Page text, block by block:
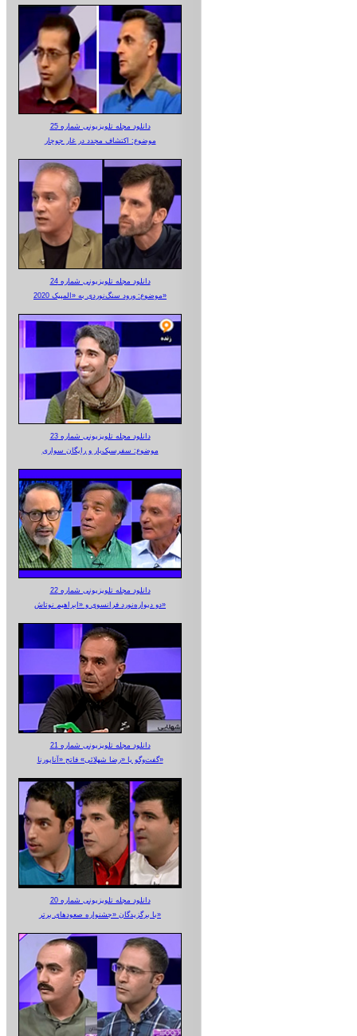
دانلود مجله تلویزیونی شماره 25
موضوع: اکتشاف مجدد در غار جوجار
دانلود مجله تلویزیونی شماره 24
موضوع: ورود سنگ‌نوردی به «المپیک 2020»
دانلود مجله تلویزیونی شماره 23
موضوع: سفرسبک‌بار و رایگان سواری
دانلود مجله تلویزیونی شماره 22
دو دیواره‌نورد فرانسوی و «ابراهیم نوتاش»
دانلود مجله تلویزیونی شماره 21
گفت‌وگو با «رضا شهلائی» فاتح «آناپورنا»
دانلود مجله تلویزیونی شماره 20
با برگزیدگان «جشنواره صعودهای برتر»